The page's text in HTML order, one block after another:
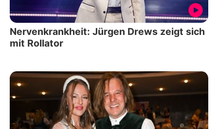
Nervenkrankheit: Jürgen Drews zeigt sich
mit Rollator